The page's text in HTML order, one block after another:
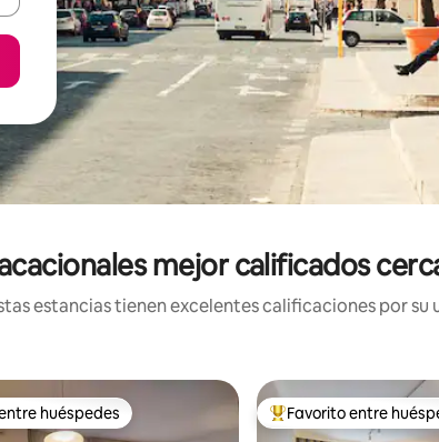
mejor calificados
estancias tienen excelentes calificaciones por
huéspedes
huéspedes De los mejores en
Favorito entre